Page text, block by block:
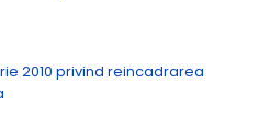
2010 privind reincadrarea